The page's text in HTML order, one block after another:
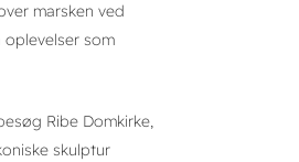
marsken ved
som
Ribe Domkirke,
skulptur